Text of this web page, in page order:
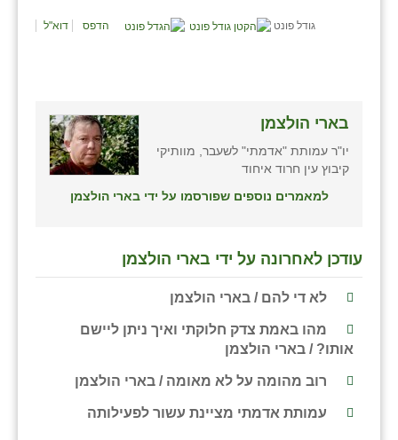
גודל פונט הדפס דוא"ל
בארי הולצמן
יו"ר עמותת "אדמתי" לשעבר, מוותיקי
קיבוץ עין חרוד איחוד
למאמרים נוספים שפורסמו על ידי בארי הולצמן
עודכן לאחרונה על ידי בארי הולצמן
לא די להם / בארי הולצמן
מהו באמת צדק חלוקתי ואיך ניתן ליישם
אותו? / בארי הולצמן
רוב מהומה על לא מאומה / בארי הולצמן
עמותת אדמתי מציינת עשור לפעילותה